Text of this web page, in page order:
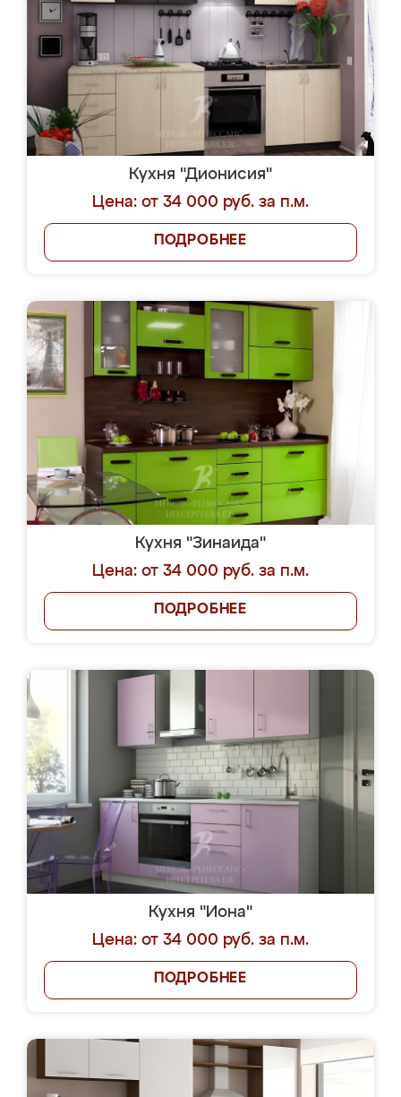
Кухня "Дионисия"
Цена: от 34 000 руб. за п.м.
ПОДРОБНЕЕ
Кухня "Зинаида"
Цена: от 34 000 руб. за п.м.
ПОДРОБНЕЕ
Кухня "Иона"
Цена: от 34 000 руб. за п.м.
ПОДРОБНЕЕ